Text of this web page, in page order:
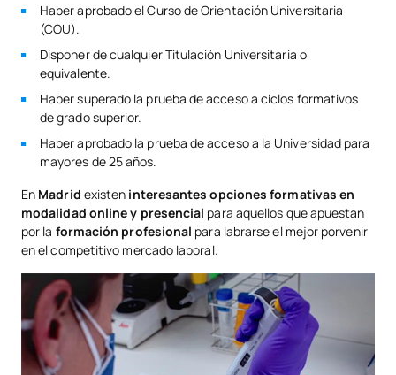
Haber aprobado el Curso de Orientación Universitaria
(COU).
Disponer de cualquier Titulación Universitaria o
equivalente.
Haber superado la prueba de acceso a ciclos formativos
de grado superior.
Haber aprobado la prueba de acceso a la Universidad para
mayores de 25 años.
En Madrid existen interesantes opciones formativas en
modalidad online y presencial para aquellos que apuestan
por la formación profesional para labrarse el mejor porvenir
en el competitivo mercado laboral.